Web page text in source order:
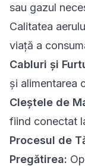
sau gazul
Calitatea
viață a
Cabluri și
și alimentarea
Cleștele de
fiind conectat
Procesul de
Pregătirea: